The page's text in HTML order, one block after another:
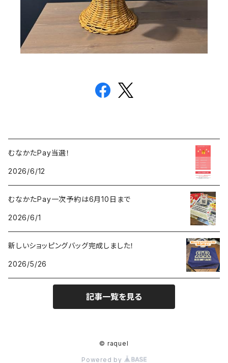
むなかたPay当選！
2026/6/12
むなかたPay一次予約は6月10日まで
2026/6/1
新しいショッピングバッグ完成しました！
2026/5/26
記事一覧を見る
© raquel
Powered by